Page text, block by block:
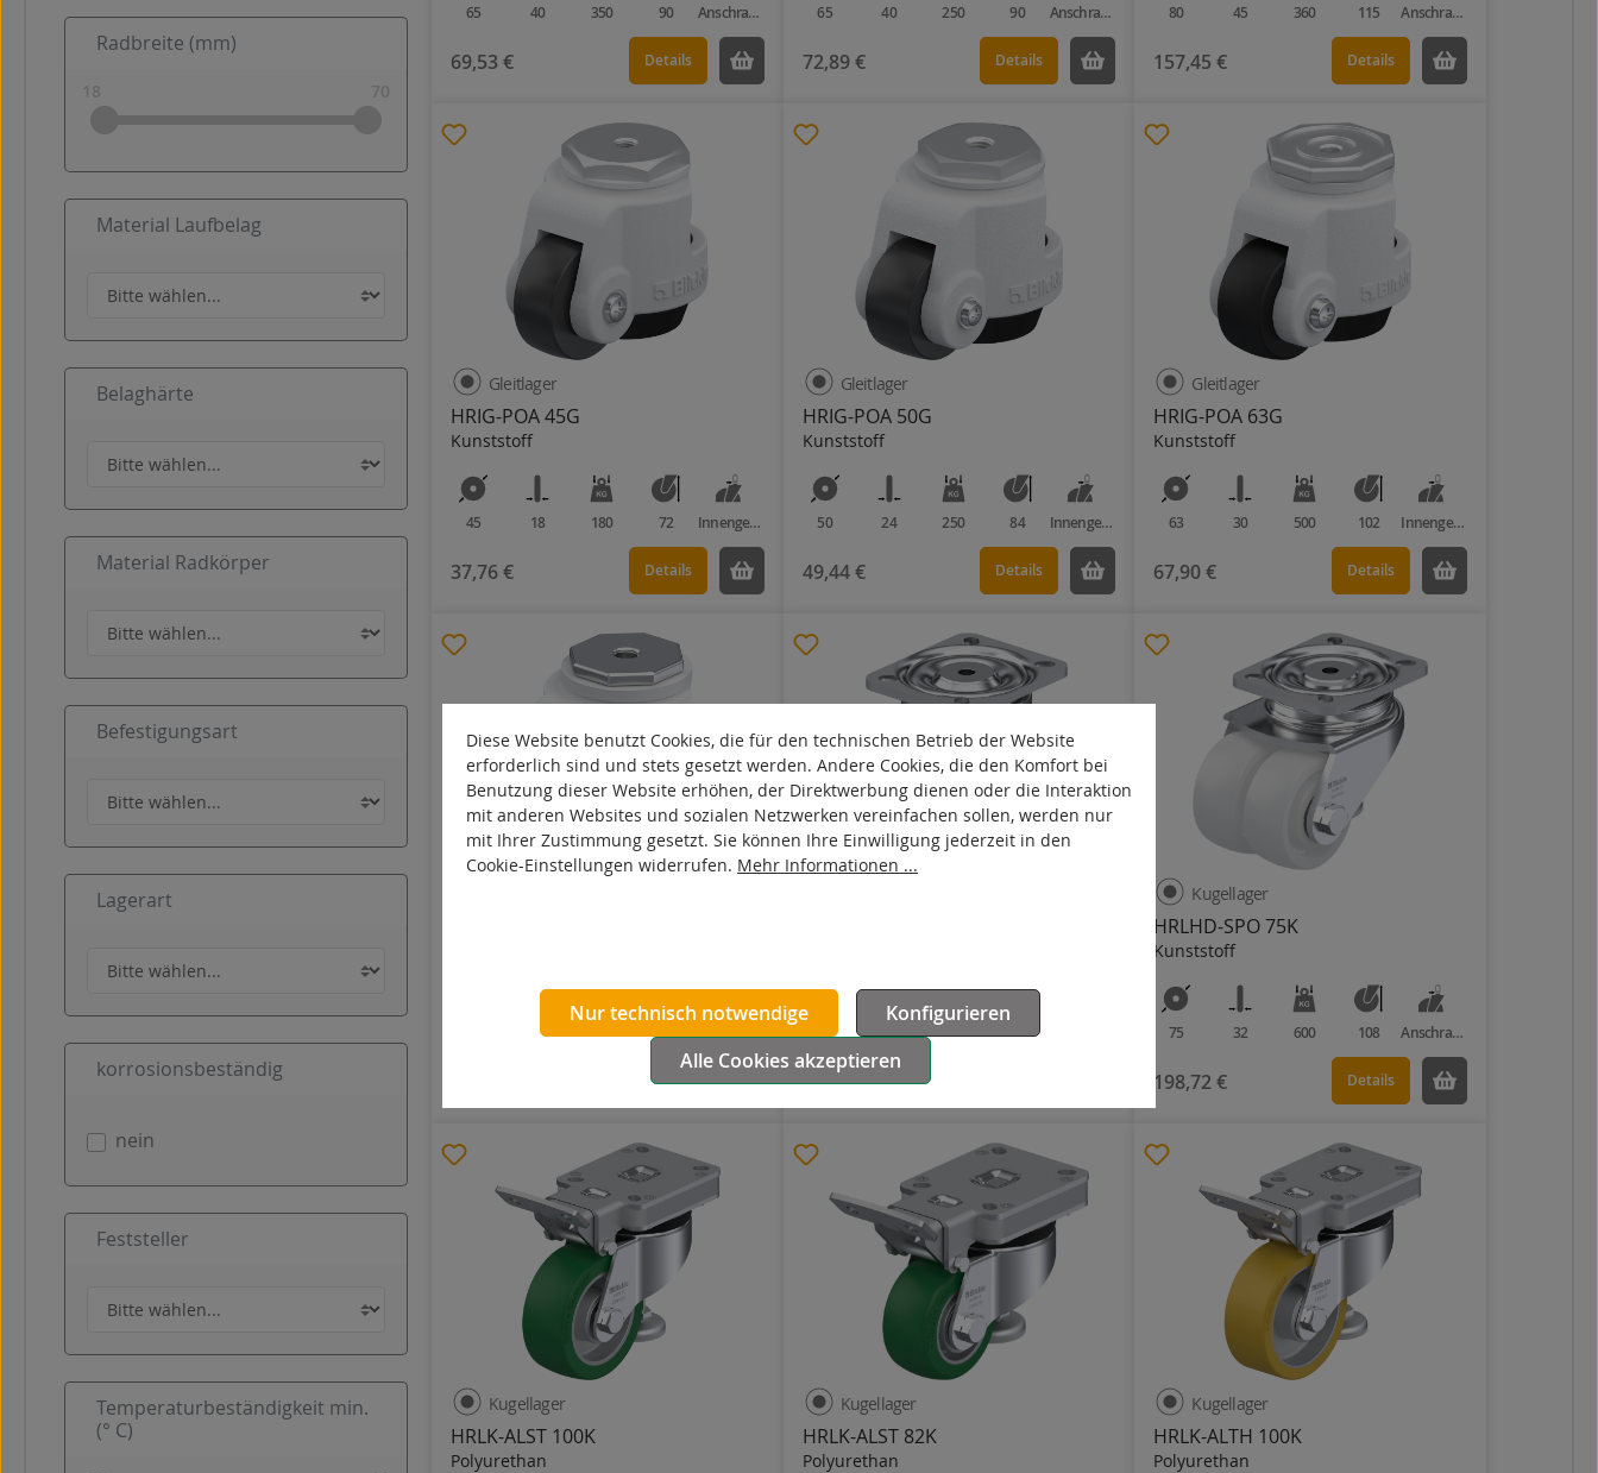
Radbreite (mm)
Material Laufbelag
Belaghärte
Material Radkörper
Befestigungsart
Lagerart
korrosionsbeständig
nein
Feststeller
Temperaturbeständigkeit min.
(° C)
65 40 350 90 Anschraubplatte
69,53 € Details
65 40 250 90 Anschraubplatte
72,89 € Details
80 45 360 115 Anschraubplatte
157,45 € Details
HRIG-POA 45G
Kunststoff
Gleitlager
45 18 180 72 Innengewinde
37,76 € Details
HRIG-POA 50G
Kunststoff
Gleitlager
50 24 250 84 Innengewinde
49,44 € Details
HRIG-POA 63G
Kunststoff
Gleitlager
63 30 500 102 Innengewinde
67,90 € Details
32 750 120 Innengewinde
Details
75 32 300 108
171,67 €
HRLHD-SPO 75K
Kunststoff
Kugellager
75 32 600 108 Anschraubplatte
198,72 € Details
HRLK-ALST 100K
Polyurethan
Kugellager
HRLK-ALST 82K
Polyurethan
Kugellager
HRLK-ALTH 100K
Polyurethan
Kugellager
Diese Website benutzt Cookies, die für den technischen Betrieb der Website
erforderlich sind und stets gesetzt werden. Andere Cookies, die den Komfort bei
Benutzung dieser Website erhöhen, der Direktwerbung dienen oder die Interaktion
mit anderen Websites und sozialen Netzwerken vereinfachen sollen, werden nur
mit Ihrer Zustimmung gesetzt. Sie können Ihre Einwilligung jederzeit in den
Cookie-Einstellungen widerrufen. Mehr Informationen ...
Nur technisch notwendige
Konfigurieren
Alle Cookies akzeptieren